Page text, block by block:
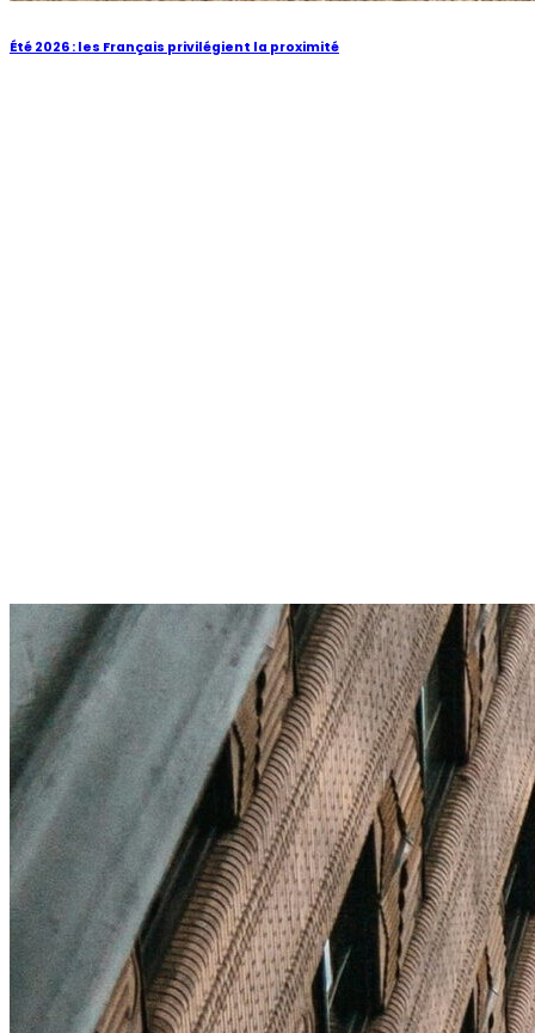
Été 2026 : les Français privilégient la proximité